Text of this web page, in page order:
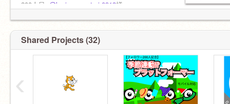
200人目:
@kurisumasuturi-0913様
様と@r7minoh-014様でした〜
マジで感謝！
Shared Projects (32)
‹